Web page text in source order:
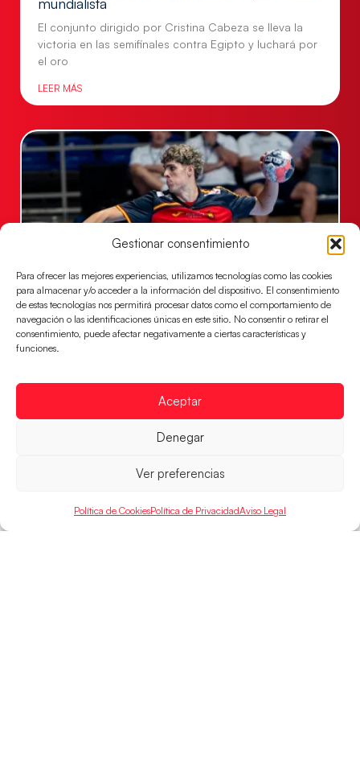
Gestionar consentimiento
Para ofrecer las mejores experiencias, utilizamos tecnologías como las cookies
para almacenar y/o acceder a la información del dispositivo. El consentimiento
de estas tecnologías nos permitirá procesar datos como el comportamiento de
navegación o las identificaciones únicas en este sitio. No consentir o retirar el
consentimiento, puede afectar negativamente a ciertas características y
funciones.
Aceptar
Denegar
Ver preferencias
Política de CookiesPolítica de PrivacidadAviso Legal
mundialista
El conjunto dirigido por Cristina Cabeza se lleva la
victoria en las semifinales contra Egipto y luchará por
el oro
LEER MÁS
Los Hispanos Juveniles buscarán el bronce
continental
Los pupilos de Javier Márquez no han podido con
próximo domingo